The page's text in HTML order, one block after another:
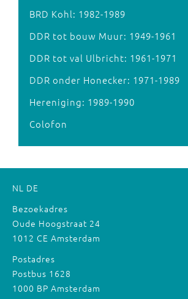
BRD Kohl: 1982-1989
DDR tot bouw Muur: 1949-1961
DDR tot val Ulbricht: 1961-1971
DDR onder Honecker: 1971-1989
Hereniging: 1989-1990
Colofon
NL DE
Bezoekadres
Oude Hoogstraat 24
1012 CE Amsterdam
Postadres
Postbus 1628
1000 BP Amsterdam